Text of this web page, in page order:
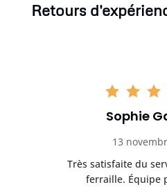
Retours
Sophie
13
Très satisfaite du
ferraille. Équipe